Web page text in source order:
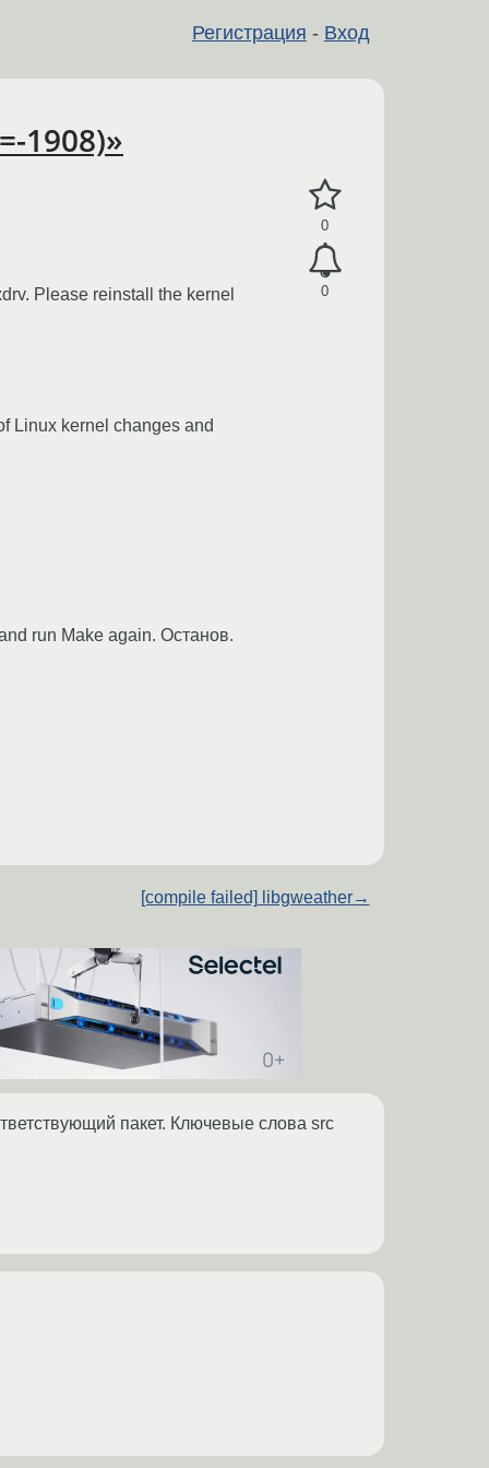
Регистрация - Вход
1908)»
0
0
Please reinstall the kernel
Linux kernel changes and
run Make again. Останов.
[compile failed] libgweather→
пакет. Ключевые слова src